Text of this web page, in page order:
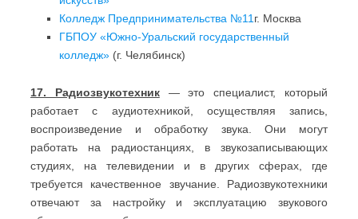
Колледж Предпринимательства №11г. Москва
ГБПОУ «Южно-Уральский государственный
колледж» (г. Челябинск)
17. Радиозвукотехник— это специалист, который
работает с аудиотехникой, осуществляя запись,
воспроизведение и обработку звука. Они могут
работать на радиостанциях, в звукозаписывающих
студиях, на телевидении и в других сферах, где
требуется качественное звучание. Радиозвукотехники
отвечают за настройку и эксплуатацию звукового